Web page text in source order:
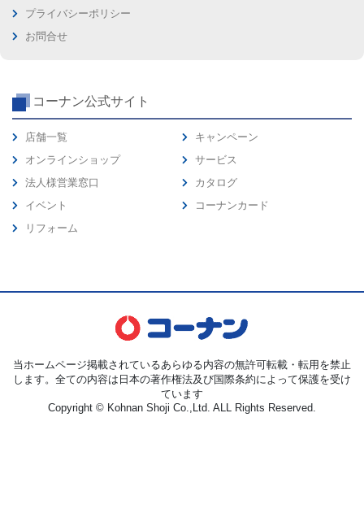
プライバシーポリシー
お問合せ
コーナン公式サイト
店舗一覧
オンラインショップ
法人様営業窓口
イベント
リフォーム
キャンペーン
サービス
カタログ
コーナンカード
当ホームページ掲載されているあらゆる内容の無許可転載・転用を禁止
します。全ての内容は日本の著作権法及び国際条約によって保護を受け
ています
Copyright © Kohnan Shoji Co.,Ltd. ALL Rights Reserved.